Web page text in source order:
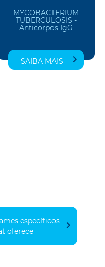
MYCOBACTERIUM
TUBERCULOSIS -
Anticorpos IgG
SAIBA MAIS
específicos
oferece